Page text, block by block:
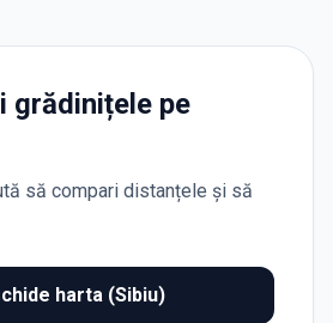
grădinițele pe
să compari distanțele și să
harta (Sibiu)